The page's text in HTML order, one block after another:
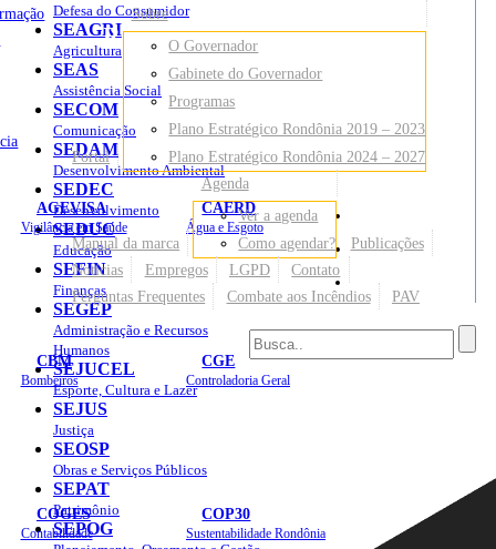
Rondônia
AGEVISA
Vigilância em Saúde
CAERD
Água e Esgoto
CBM
Bombeiros
CGE
Controladoria Geral
COGES
Contabilidade
COP30
Sustentabilidade Rondônia
Sites
Portal
Sobre
O Governador
Gabinete do Governador
Programas
Plano Estratégico Rondônia 2019 – 2023
Plano Estratégico Rondônia 2024 – 2027
Manual da marca
Agenda
Ver a agenda
Como agendar?
Publicações
Notícias
Empregos LGPD
Contato
Perguntas Frequentes
Combate aos Incêndios PAV
Defesa do Consumidor
SEAGRI
Agricultura
SEAS
Assistência Social
SECOM
Comunicação
SEDAM
Desenvolvimento Ambiental
SEDEC
Desenvolvimento
SEDUC
Educação
SEFIN
Finanças
SEGEP
Administração e Recursos
Humanos
SEJUCEL
Esporte, Cultura e Lazer
SEJUS
Justiça
SEOSP
Obras e Serviços Públicos
SEPAT
Patrimônio
SEPOG